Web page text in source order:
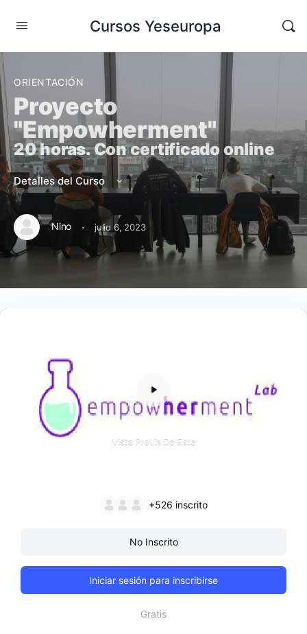
Cursos Yeseuropa
ORIENTACIÓN
Proyecto
"Empowherment"
20 horas. Con certificado online
Detalles del Curso
Nino · julio 6, 2023
Vista Previa De Este
+526 inscrito
No Inscrito
Iniciar sesión para inscribirse
Gratis